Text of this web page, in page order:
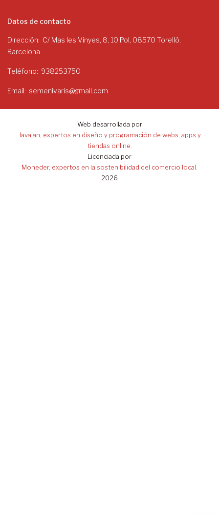
Datos de contacto
Dirección
C/ Mas les Vinyes, 8, 10 Pol, 08570 Torelló,
Barcelona
Teléfono 938253750
Email semenivaris@gmail.com
Web desarrollada por
Javajan, expertos en diseño y programación de webs, apps y
tiendas online.
Licenciada por
Moneder, expertos en la sostenibilidad del comercio local.
2026